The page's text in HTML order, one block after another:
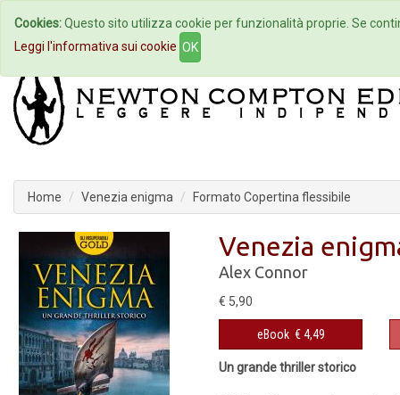
Home Autori Eventi
Home Venezia enigma Formato Copertina flessibile
Venezia
Alex Connor
€ 5,90
eBook € 4,49
Un grande thriller storico
Cookies:Questo sito utilizza cookie per funzionalità proprie. Se
Leggi l'informativa sui cookie OK